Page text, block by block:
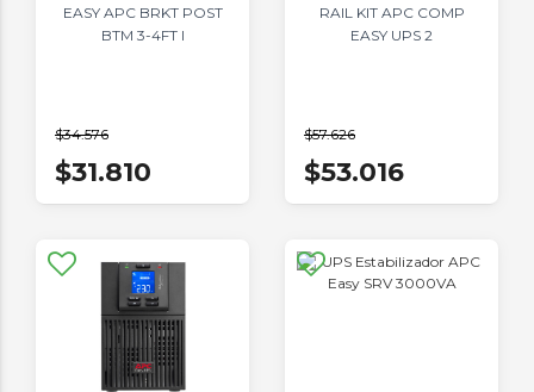
EASY APC BRKT POST
BTM 3-4FT I
$34.576
$31.810
RAIL KIT APC COMP
EASY UPS 2
$57.626
$53.016